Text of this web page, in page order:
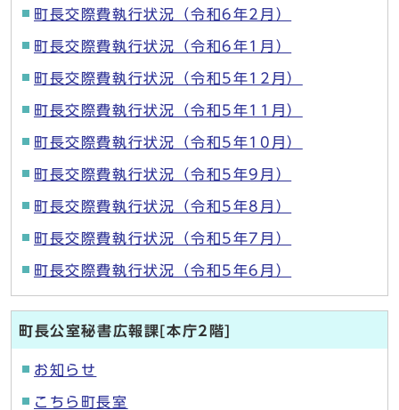
町長交際費執行状況（令和6年2月）
町長交際費執行状況（令和6年1月）
町長交際費執行状況（令和5年12月）
町長交際費執行状況（令和5年11月）
町長交際費執行状況（令和5年10月）
町長交際費執行状況（令和5年9月）
町長交際費執行状況（令和5年8月）
町長交際費執行状況（令和5年7月）
町長交際費執行状況（令和5年6月）
町長公室秘書広報課[本庁2階]
お知らせ
こちら町長室